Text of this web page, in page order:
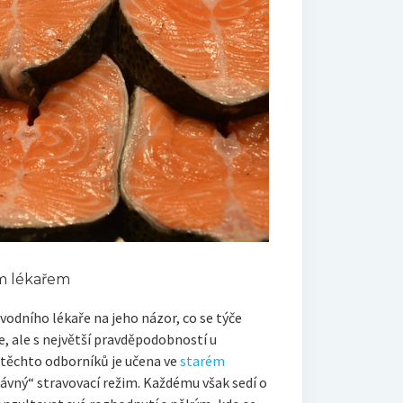
lékařem
lékaře na jeho názor, co se týče
ale s největší pravděpodobností u
odborníků je učena ve starém
stravovací režim. Každému však sedí o